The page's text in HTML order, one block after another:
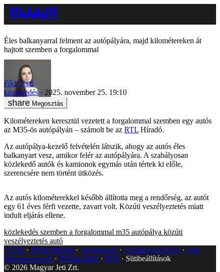
Éles balkanyarral felment az autópályára, majd kilométereken át
hajtott szemben a forgalommal
Fődi Kitti
közlekedés
2025. november 25. 19:10
Megosztás
Kilométereken keresztül vezetett a forgalommal szemben egy autós
az M35-ös autópályán – számolt be az RTL Híradó.
Az autópálya-kezelő felvételén látszik, ahogy az autós éles
balkanyart vesz, amikor felér az autópályára. A szabályosan
közlekedő autók és kamionok egymás után tértek ki előle,
szerencsére nem történt ütközés.
Az autós kilométerekkel később állította meg a rendőrség, az autót
egy 61 éves férfi vezette, zavart volt. Közúti veszélyeztetés miatt
indult eljárás ellene.
közlekedés szemben a forgalommal m35 autópálya közúti
veszélyeztetés autó
GYIK
Hibát jelentek Impresszum Javítások kezelése
Jogi
dokumentumok
Médiaajánlat RSS
Sütibeállítások
© 2026 Magyar Jeti Zrt.